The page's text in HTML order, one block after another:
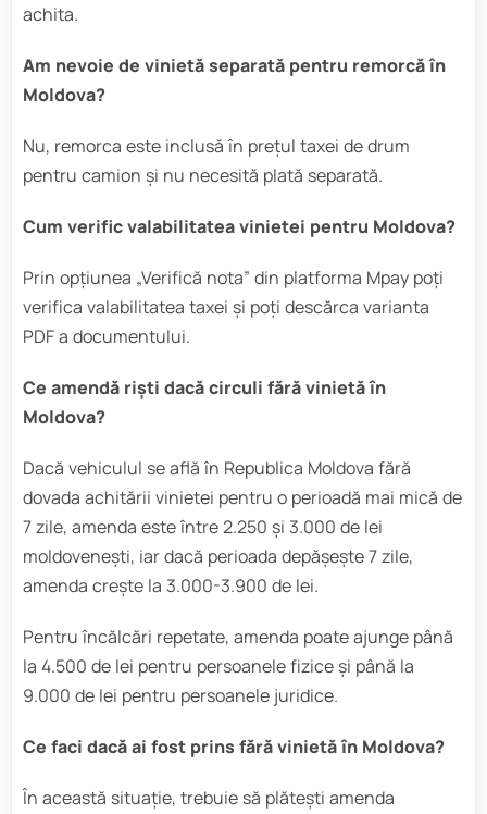
achita.
Am nevoie de vinietă separată pentru remorcă în
Moldova?
Nu, remorca este inclusă în prețul taxei de drum
pentru camion și nu necesită plată separată.
Cum verific valabilitatea vinietei pentru Moldova?
Prin opțiunea „Verifică nota” din platforma Mpay poți
verifica valabilitatea taxei și poți descărca varianta
PDF a documentului.
Ce amendă riști dacă circuli fără vinietă în
Moldova?
Dacă vehiculul se află în Republica Moldova fără
dovada achitării vinietei pentru o perioadă mai mică de
7 zile, amenda este între 2.250 și 3.000 de lei
moldovenești, iar dacă perioada depășește 7 zile,
amenda crește la 3.000-3.900 de lei.
Pentru încălcări repetate, amenda poate ajunge până
la 4.500 de lei pentru persoanele fizice și până la
9.000 de lei pentru persoanele juridice.
Ce faci dacă ai fost prins fără vinietă în Moldova?
În această situație, trebuie să plătești amenda